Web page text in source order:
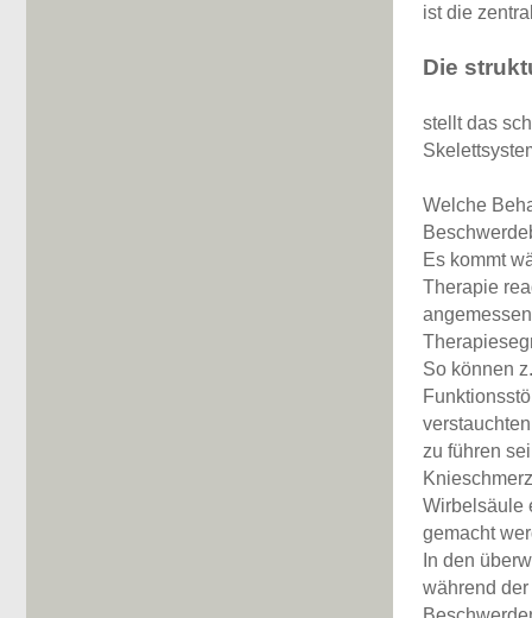
ist die
Die
stellt das
Welche
Es kommt
Therapie
So können
zu führen
Wirbelsäule
gemacht
In den
während